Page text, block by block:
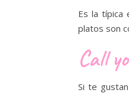
Es la típica
platos son
Call
Si te